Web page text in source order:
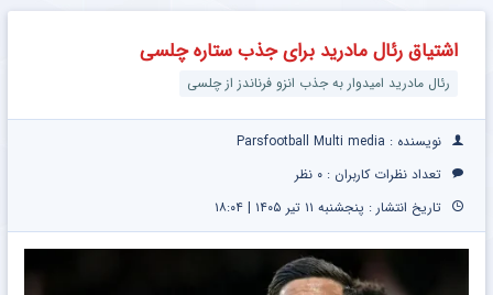
رو ثبت
با پک
کننده
خانگی
برنامه
ارزانتر از
همیشه
| فرصت
رو از
تخفیف
اشتیاق رئال مادرید برای جذب ستاره چلسی
رئال مادرید امیدوار به جذب انزو فرناندز از چلسی
نویسنده : Parsfootball Multi media
تعداد نظرات کاربران : ۰ نظر
تاریخ انتشار : پنجشنبه ۱۱ تیر ۱۴۰۵ | ۱۸:۰۴